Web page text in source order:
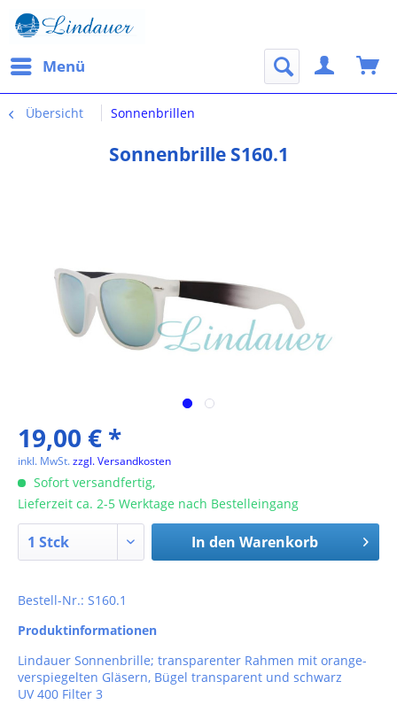
Menü
Übersicht Sonnenbrillen
Sonnenbrille S160.1
19,00 € *
inkl. MwSt.zzgl. Versandkosten
Sofort versandfertig,
Lieferzeit ca. 2-5 Werktage nach Bestelleingang
In den Warenkorb
Bestell-Nr.: S160.1
Produktinformationen
Lindauer Sonnenbrille; transparenter Rahmen mit orange-
verspiegelten Gläsern, Bügel transparent und schwarz
UV 400 Filter 3